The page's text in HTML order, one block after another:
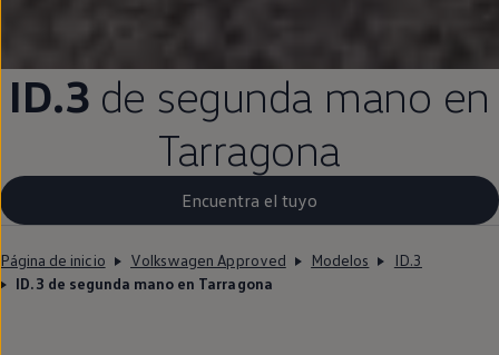
ID.3 de segunda mano en
Tarragona
Encuentra el tuyo
Página de inicio Volkswagen Approved Modelos
ID.3
ID.3 de segunda mano en Tarragona